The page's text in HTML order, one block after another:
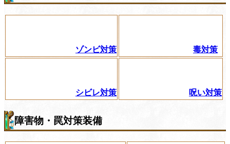
ゾンビ対策 毒対策
シビレ対策 呪い対策
障害物・罠対策装備